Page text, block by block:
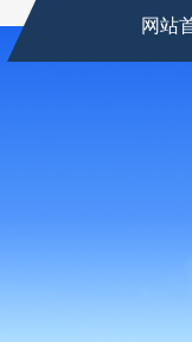
网站